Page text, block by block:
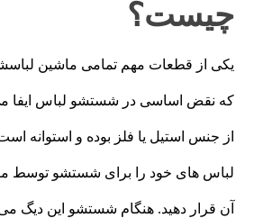
چیست؟
یکی از قطعات مهم تمامی ماشین
که نقض اساسی در شستشو لباس ایفا می
از جنس استیل یا فلز بوده و استوانه
لباس های خود را برای شستشو توسط
آن قرار دهید. هنگام شستشو این دیگ